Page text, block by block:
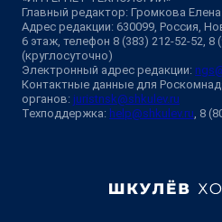
Главный редактор: Громкова
Адрес редакции: 630099, Россия,
6 этаж, телефон 8 (383) 212-52-52, 8
(круглосуточно)
Электронный адрес редакции:
Контактные данные для
органов: juristnsk@shkulev.ru
Техподдержка: help@shkulev.ru , 8